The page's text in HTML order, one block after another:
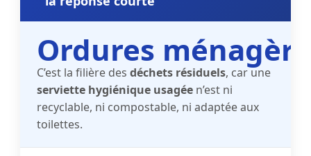
Ordures
C’est la filière des déchets résiduels, car une
serviette hygiénique usagéen’est ni
recyclable, ni compostable, ni adaptée aux
toilettes.